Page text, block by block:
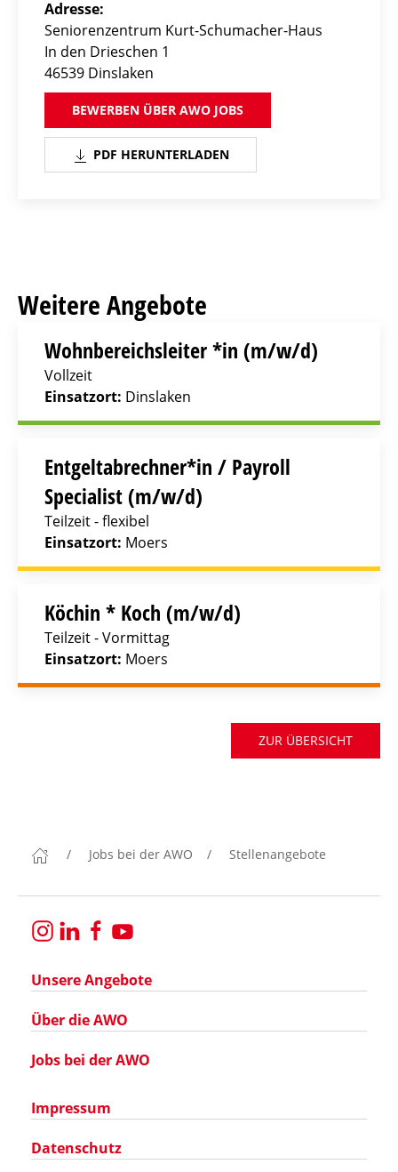
Adresse:
Seniorenzentrum Kurt-Schumacher-Haus
In den Drieschen 1
46539 Dinslaken
BEWERBEN ÜBER AWO JOBS
PDF HERUNTERLADEN
Weitere Angebote
Wohnbereichsleiter *in (m/w/d)
Vollzeit
Einsatzort: Dinslaken
Entgeltabrechner*in / Payroll
Specialist (m/w/d)
Teilzeit - flexibel
Einsatzort: Moers
Köchin * Koch (m/w/d)
Teilzeit - Vormittag
Einsatzort: Moers
ZUR ÜBERSICHT
Jobs bei der AWO Stellenangebote
Unsere Angebote
Über die AWO
Jobs bei der AWO
Impressum
Datenschutz